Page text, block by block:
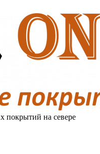
покрытий на севере